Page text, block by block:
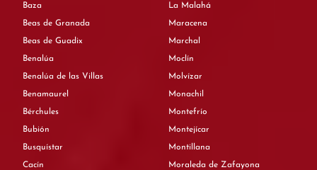
Baza
Beas de Granada
Beas de Guadix
Benalúa
Benalúa de las Villas
Benamaurel
Bérchules
Bubión
Busquístar
Cacín
La Malahá
Maracena
Marchal
Moclín
Molvízar
Monachil
Montefrío
Montejícar
Montillana
Moraleda de Zafayona